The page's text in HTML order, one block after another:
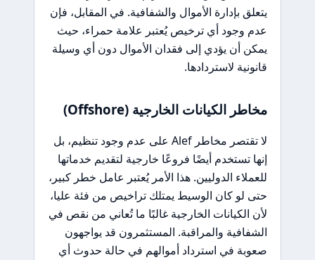
يتعلق بإدارة الأموال والشفافية. في المقابل، فإن
عدم وجود أي ترخيص يُعتبر علامة حمراء، حيث
يمكن أن يؤدي إلى فقدان الأموال دون أي وسيلة
قانونية لاستردادها.
مخاطر الكيانات الخارجية (Offshore)
لا تقتصر مخاطر Alef على عدم وجود تنظيم، بل
إنها تستخدم أيضًا فروعًا خارجية لتقديم خدماتها
للعملاء الدوليين. هذا الأمر يُعتبر عامل خطر كبير،
حتى لو كان الوسيط يمتلك تراخيص من فئة عليا،
لأن الكيانات الخارجية غالبًا ما تُعاني من نقص في
الشفافية والمراقبة. المستثمرون قد يواجهون
صعوبة في استرداد أموالهم في حالة حدوث أي